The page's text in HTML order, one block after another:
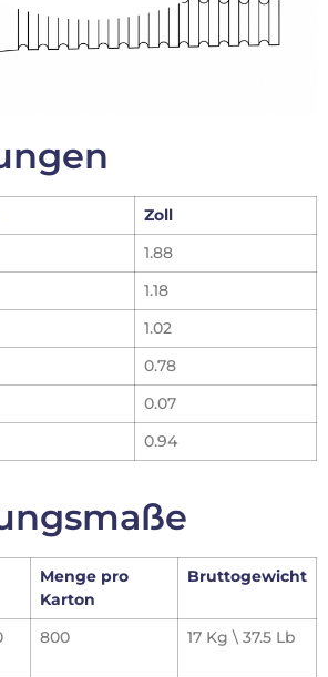
Zoll
1.88
1.18
1.02
0.78
0.07
0.94
Menge pro
Karton
Bruttogewicht
800 17 Kg \ 37.5 Lb